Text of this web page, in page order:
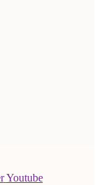
Youtube